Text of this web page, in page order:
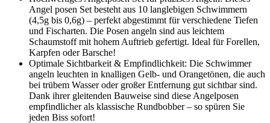
Angel posen Set besteht aus 10 langlebigen Schwimmern
(4,5g bis 0,6g) – perfekt abgestimmt für verschiedene Tiefen
und Fischarten. Die Posen angeln sind aus leichtem
Schaumstoff mit hohem Auftrieb gefertigt. Ideal für Forellen,
Karpfen oder Barsche!
Optimale Sichtbarkeit & Empfindlichkeit: Die Schwimmer
angeln leuchten in knalligen Gelb- und Orangetönen, die auch
bei trübem Wasser oder großer Entfernung gut sichtbar sind.
Dank ihrer gleitenden Bauweise sind diese Angelposen
empfindlicher als klassische Rundbobber – so spüren Sie
jeden Biss sofort!